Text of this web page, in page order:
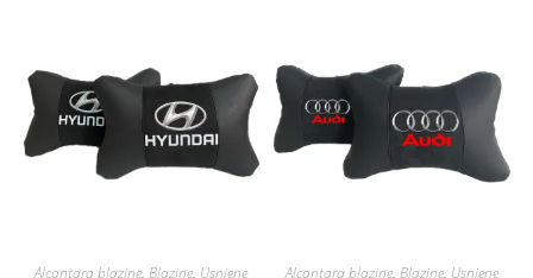
Alcantara blazine, Blazine, Usnjene Alcantara blazine,Blazine, Usnjene